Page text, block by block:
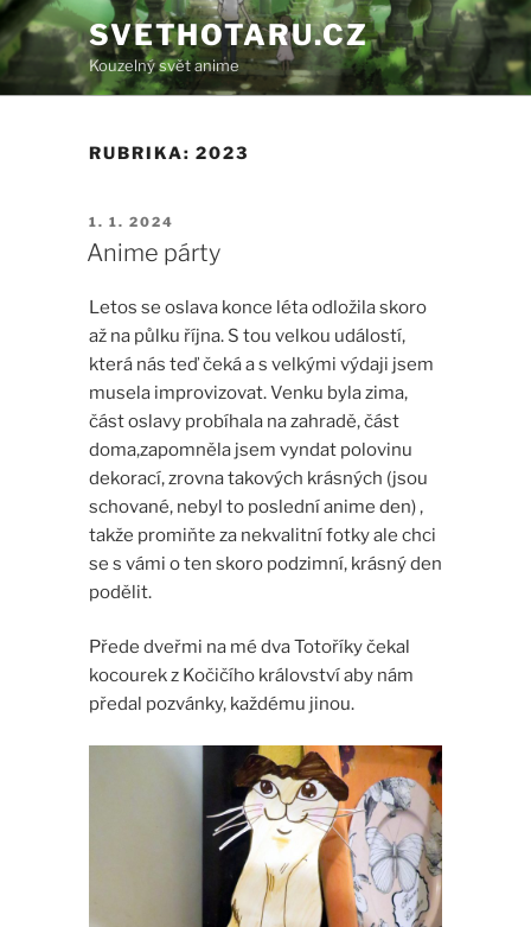
Přejít
k
obsahu
webu
SVETHOTARU.CZ
Kouzelný svět anime
RUBRIKA:2023
PUBLIKOVÁNO
1. 1. 2024
Anime párty
Letos se oslava konce léta odložila skoro
až na půlku října. S tou velkou událostí,
která nás teď čeká a s velkými výdaji jsem
musela improvizovat. Venku byla zima,
část oslavy probíhala na zahradě, část
doma,zapomněla jsem vyndat polovinu
dekorací, zrovna takových krásných (jsou
schované, nebyl to poslední anime den) ,
takže promiňte za nekvalitní fotky ale chci
se s vámi o ten skoro podzimní, krásný den
podělit.
Přede dveřmi na mé dva Totoříky čekal
kocourek z Kočičího království aby nám
předal pozvánky, každému jinou.